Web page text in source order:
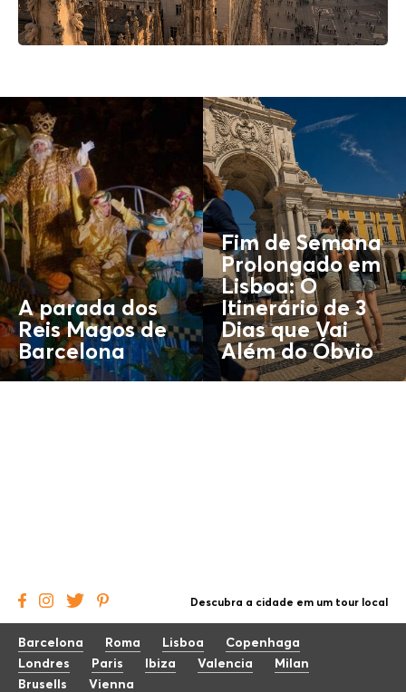
A parada dos
Reis Magos de
Barcelona
Fim de Semana
Prolongado em
Lisboa: O
Itinerário de 3
Dias que Vai
Além doÓbvio
Descubra a cidade em um tour local
Barcelona Roma Lisboa
Copenhaga
Londres
Paris Ibiza Valencia
Milan
Brusells
Vienna